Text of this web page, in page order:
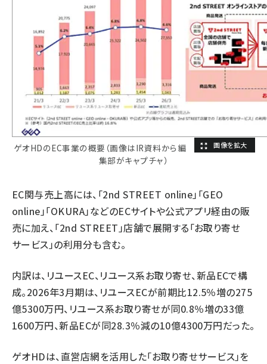
ゲオHDのEC事業の概要（画像はIR資料から編
集部がキャプチャ）
EC関与売上高には、「2nd STREET online」「GEO
online」「OKURA」などのECサイトや公式アプリ経由の販
売に加え、「2nd STREET」店舗で展開する「お取り寄せ
サービス」の利用分も含む。
内訳は、リユースEC、リユース系お取り寄せ、新品ECで構
成。2026年3月期は、リユースECが前期比12.5％増の275
億5300万円、リユース系お取り寄せが同0.8％増の33億
1600万円、新品ECが同28.3％減の10億4300万円だった。
ゲオHDは、直営店網を活用した「お取り寄せサービス」を